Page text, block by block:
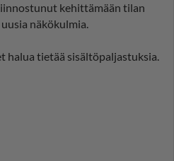
kehittämään tilan
näkökulmia.
halua tietää sisältöpaljastuksia.